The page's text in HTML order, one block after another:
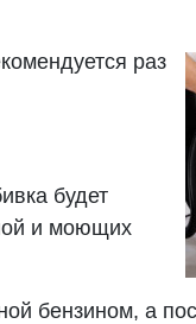
раз
будет
и моющих
бензином, а